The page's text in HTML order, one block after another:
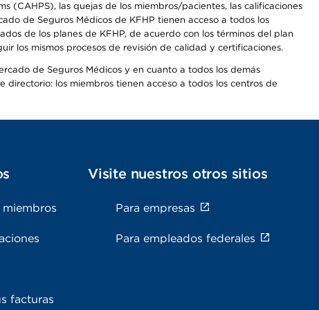
(CAHPS), las quejas de los miembros/pacientes, las calificaciones
de Seguros Médicos de KFHP tienen acceso a todos los
de los planes de KFHP, de acuerdo con los términos del plan
los mismos procesos de revisión de calidad y certificaciones.
de Seguros Médicos y en cuanto a todos los demás
los miembros tienen acceso a todos los centros de
facturas
Visite nuestros otros sitios
Para empresas
Para empleados federales